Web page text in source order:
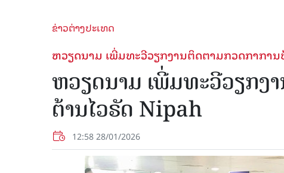
ຂ່າວຕ່າງປະເທດ
ຫວຽດ​ນາມ ເພີ່ມ​ທະ​ວີ​ວຽກ​ງານ​ຕິດ​ຕາມກວດ​ກາ​ການ​
ຫວຽດ​ນາມ ເພີ່ມ​ທະ​ວີ​ວຽກ​ງ
ຕ້ານ​ໄວ​ຣັດ Nipah
12:58 28/01/2026